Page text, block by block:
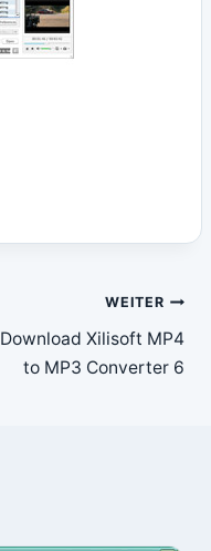
WEITER
Download Xilisoft MP4
to MP3 Converter 6